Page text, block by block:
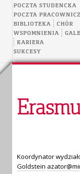
POCZTA STUDENCKA
POCZTA
BIBLIOTEKA
CHÓR
WSPOMNIENIA
KARIERA
SUKCESY
Koordynator
Goldstein